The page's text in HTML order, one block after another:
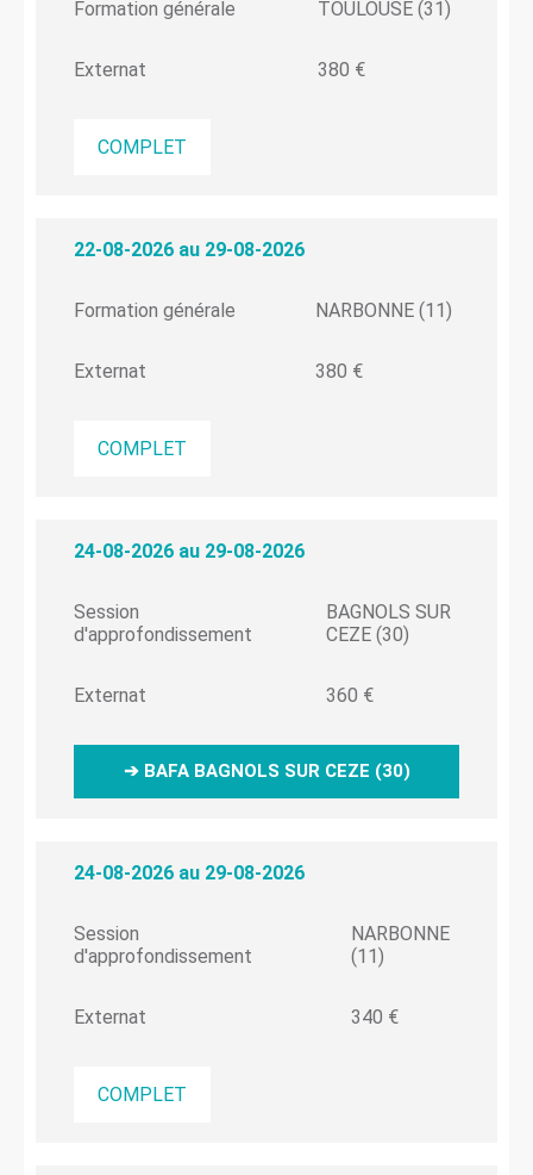
Formation générale TOULOUSE (31)
Externat 380 €
COMPLET
22-08-2026 au 29-08-2026
Formation générale NARBONNE (11)
Externat 380 €
COMPLET
24-08-2026 au 29-08-2026
Session
d'approfondissement
BAGNOLS SUR
CEZE (30)
Externat 360 €
➔ BAFA BAGNOLS SUR CEZE (30)
24-08-2026 au 29-08-2026
Session
d'approfondissement
NARBONNE
(11)
Externat 340 €
COMPLET